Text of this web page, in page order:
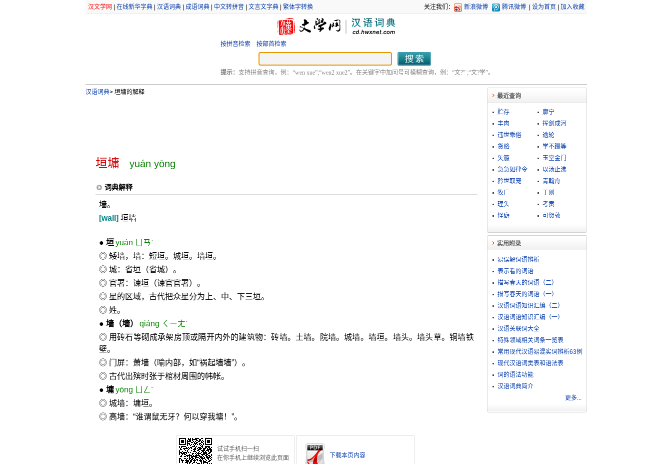
汉文学网 在线新华字典| 汉语词典| 成语词典| 中文转拼音| 文言文字典| 繁体字转换 关注我们： 新浪微博 腾讯微博 设为首页 加入收藏
按拼音检索 按部首检索
提示： 支持拼音查询，例：“wen xue”;“wen2 xue2”。在关键字中加问号可模糊查询，例：“文?” ;“文?学”。
汉语词典>垣墉的解释
垣墉 yuán yōng
词典解释
墙。
[wall] 垣墙
● 垣 yuán ㄩㄢˊ
◎ 矮墙，墙：短垣。城垣。墙垣。
◎ 城：省垣（省城）。
◎ 官署：谏垣（谏官官署）。
◎ 星的区域，古代把众星分为上、中、下三垣。
◎ 姓。
● 墙（墻）
qiáng ㄑㄧㄤˊ
◎ 用砖石等砌成承架房顶或隔开内外的建筑物：砖墙。土墙。院墙。城墙。墙垣。墙头。墙头草。铜墙铁
壁。
◎ 门屏：萧墙（喻内部，如“祸起墙墙”）。
◎ 古代出殡时张于棺材周围的帏帐。
● 墉 yōng ㄩㄥˉ
◎ 城墙：墉垣。
◎ 高墙：“谁谓鼠无牙？何以穿我墉！”。
试试手机扫一扫
在你手机上继续浏览此页面
下载本页内容
最近查询
贮存
廓宁
丰肉
挥剑成河
违世乖俗
逾轮
货赂
学不躐等
矢箙
玉堂金门
急急如律令
以汤止沸
矜世取宠
青翰舟
牧厂
丁则
理头
考贡
怪癖
可贺敦
实用附录
易误解词语辨析
表示看的词语
描写春天的词语（二）
描写春天的词语（一）
汉语词语知识汇编（二）
汉语词语知识汇编（一）
汉语关联词大全
特殊领域相关词条一览表
常用现代汉语易混实词辨析63例
现代汉语词类表和语法表
词的语法功能
汉语词典简介
更多...